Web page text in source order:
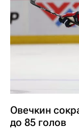
Овечкин
до 85 голов